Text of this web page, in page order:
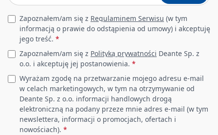
Leave this field empty
Zapoznałem/am się z Regulaminem Serwisu (w tym
informacją o prawie do odstąpienia od umowy) i akceptuję
jego treść. *
Zapoznałem/am się z Polityką prywatności Deante Sp. z
o.o. i akceptuję jej postanowienia. *
Wyrażam zgodę na przetwarzanie mojego adresu e-mail
w celach marketingowych, w tym na otrzymywanie od
Deante Sp. z o.o. informacji handlowych drogą
elektroniczną na podany przeze mnie adres e-mail (w tym
newslettera, informacji o promocjach, ofertach i
nowościach). *